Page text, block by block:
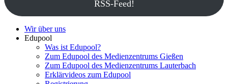
RSS-Feed!
Wir über uns
Edupool
Was ist Edupool?
Zum Edupool des Medienzentrums Gießen
Zum Edupool des Medienzentrums Lauterbach
Erklärvideos zum Edupool